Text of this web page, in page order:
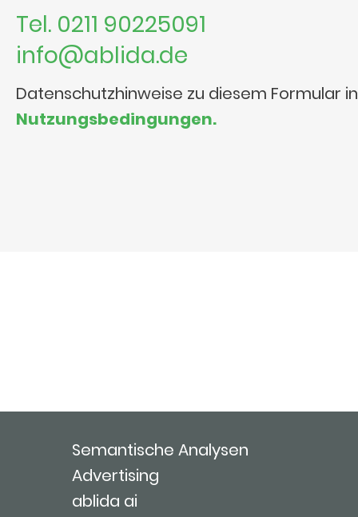
Tel. 0211 90225091
info@ablida.de
Datenschutzhinweise zu diesem Formular
Nutzungsbedingungen.
Semantische Analysen
Advertising
ablida ai